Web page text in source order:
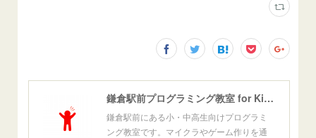
鎌倉駅前プログラミング教室 for Kids[公式]
鎌倉駅前にある小・中高生向けプログラミ
ング教室です。マイクラやゲーム作りを通